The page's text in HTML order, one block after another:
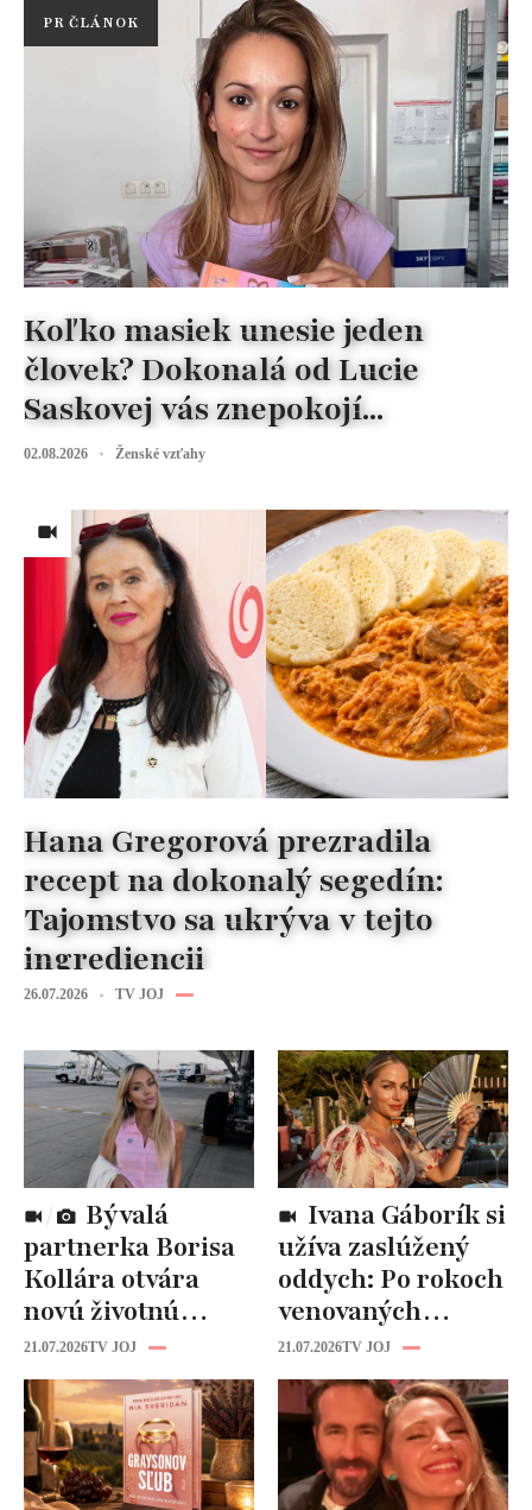
PR ČLÁNOK
Koľko masiek unesie jeden
človek? Dokonalá od Lucie
Saskovej vás znepokojí...
02.08.2026 Ženské vzťahy
Hana Gregorová prezradila
recept na dokonalý segedín:
Tajomstvo sa ukrýva v tejto
ingrediencii
26.07.2026 TV JOJ
partnerka Borisa
Kollára otvára
novú životnú
kapitolu: Laura
Vizváryová ide
pomáhať ženám
21.07.2026TV JOJ
užíva zaslúžený
oddych: Po rokoch
venovaných
rodine prišiel čas
na seba
21.07.2026TV JOJ